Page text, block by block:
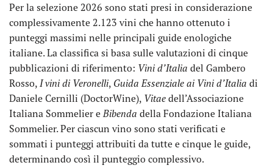
Per la selezione 2026 sono stati presi in considerazione
complessivamente 2.123 vini che hanno ottenuto i
punteggi massimi nelle principali guide enologiche
italiane. La classifica si basa sulle valutazioni di cinque
pubblicazioni di riferimento: Vini d’Italia del Gambero
Rosso, I vini di Veronelli, Guida Essenziale ai Vini d’Italia di
Daniele Cernilli (DoctorWine), Vitae dell’Associazione
Italiana Sommelier e Bibenda della Fondazione Italiana
Sommelier. Per ciascun vino sono stati verificati e
sommati i punteggi attribuiti da tutte e cinque le guide,
determinando così il punteggio complessivo.